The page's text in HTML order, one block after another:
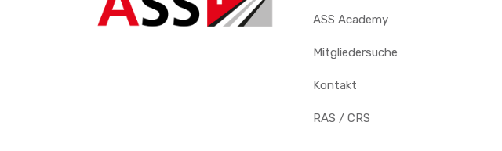
ASS Academy
Mitgliedersuche
Kontakt
RAS / CRS